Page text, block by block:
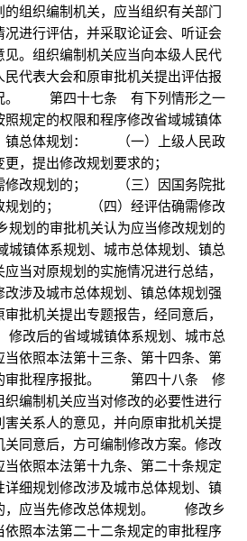
组织编制机关，应当组织有关部门
进行评估，并采取论证会、听证会
。组织编制机关应当向本级人民代
代表大会和原审批机关提出评估报
况。 第四十七条 有下列情形之一
规定的权限和程序修改省域城镇体
镇总体规划： （一）上级人民政
更，提出修改规划要求的；
需修改规划的； （三）因国务院批
规划的； （四）经评估确需修改
的审批机关认为应当修改规划的
体系规划、城市总体规划、镇总
当对原规划的实施情况进行总结，
涉及城市总体规划、镇总体规划强
批机关提出专题报告，经同意后，
改后的省域城镇体系规划、城市总
依照本法第十三条、第十四条、第
的审批程序报批。 第四十八条 修
编制机关应当对修改的必要性进行
关系人的意见，并向原审批机关提
同意后，方可编制修改方案。修改
依照本法第十九条、第二十条规定
细规划修改涉及城市总体规划、镇
，应当先修改总体规划。 修改乡
照本法第二十二条规定的审批程序